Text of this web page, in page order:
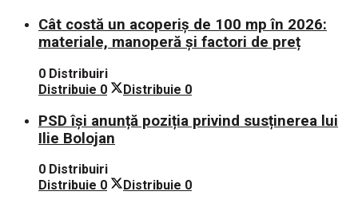
Cât costă un acoperiș de 100 mp în 2026:
materiale, manoperă și factori de preț
0 Distribuiri
Distribuie 0 Distribuie 0
PSD își anunță poziția privind susținerea lui
Ilie Bolojan
0 Distribuiri
Distribuie 0 Distribuie 0